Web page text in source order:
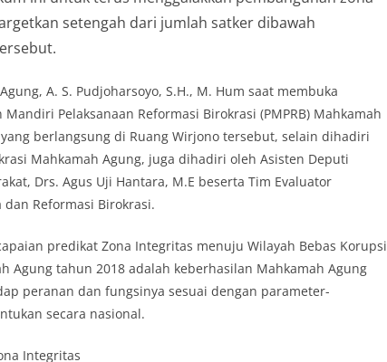
setengah dari jumlah satker dibawah
A. S. Pudjoharsoyo, S.H., M. Hum saat membuka
Pelaksanaan Reformasi Birokrasi (PMPRB) Mahkamah
berlangsung di Ruang Wirjono tersebut, selain dihadiri
Mahkamah Agung, juga dihadiri oleh Asisten Deputi
Drs. Agus Uji Hantara, M.E beserta Tim Evaluator
Reformasi Birokrasi.
predikat Zona Integritas menuju Wilayah Bebas Korupsi
Agung tahun 2018 adalah keberhasilan Mahkamah Agung
peranan dan fungsinya sesuai dengan parameter-
secara nasional.
Integritas